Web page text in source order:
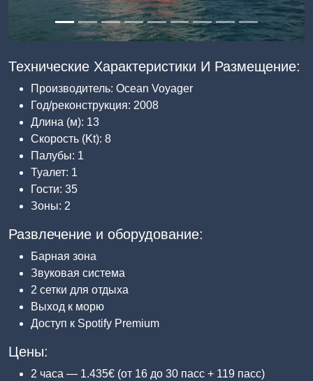
Технические Характеристики И Размещение:
Производитель: Ocean Voyager
Год/реконструкция: 2008
Длина (м): 13
Скорость (Kt): 8
Палубы: 1
Туалет: 1
Гости: 35
Зоны: 2
Развлечение и оборудование:
Барная зона
Звуковая система
2 сетки для отдыха
Выход к морю
Доступ к Spotify Premium
Цены:
2 часа — 1.435€ (от 16 до 30 пасс + 119 пасс)